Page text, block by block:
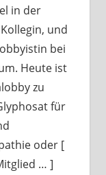
in der
und
bei
Heute ist
zu
für
oder [
… ]